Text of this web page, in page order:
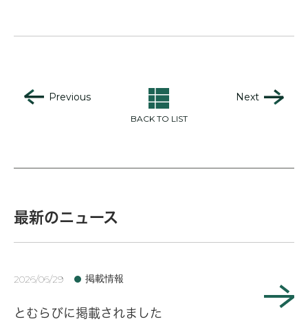
Previous
BACK TO LIST
Next
最新のニュース
2026/06/29 掲載情報
とむらびに掲載されました